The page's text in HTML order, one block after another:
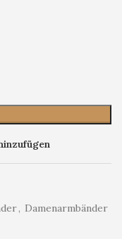
, Damenarmbänder